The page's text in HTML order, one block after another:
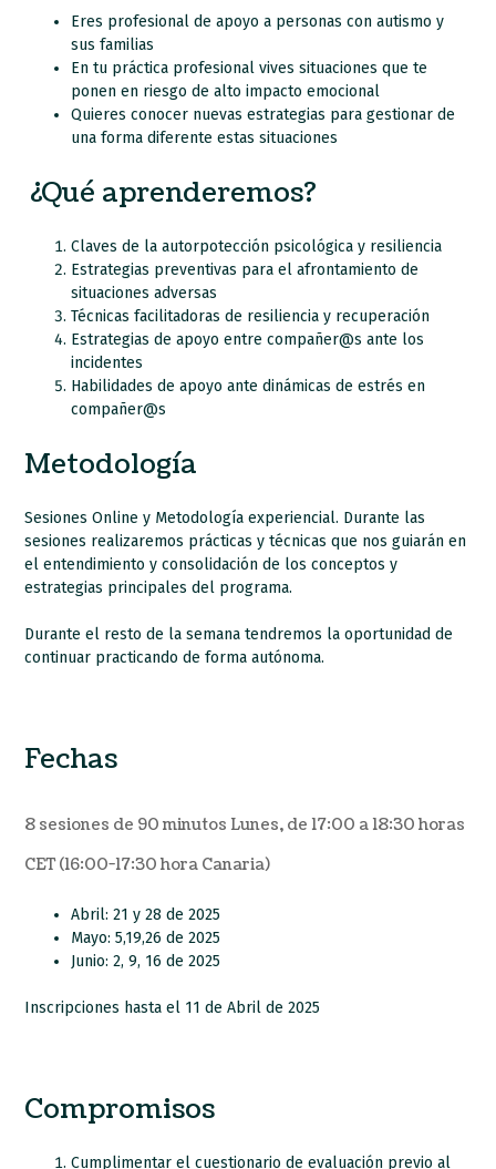
Eres profesional de apoyo a personas con autismo y
sus familias
En tu práctica profesional vives situaciones que te
ponen en riesgo de alto impacto emocional
Quieres conocer nuevas estrategias para gestionar de
una forma diferente estas situaciones
¿Qué aprenderemos?
Claves de la autorpotección psicológica y resiliencia
Estrategias preventivas para el afrontamiento de
situaciones adversas
Técnicas facilitadoras de resiliencia y recuperación
Estrategias de apoyo entre compañer@s ante los
incidentes
Habilidades de apoyo ante dinámicas de estrés en
compañer@s
Metodología
Sesiones Online y Metodología experiencial. Durante las
sesiones realizaremos prácticas y técnicas que nos guiarán en
el entendimiento y consolidación de los conceptos y
estrategias principales del programa.
Durante el resto de la semana tendremos la oportunidad de
continuar practicando de forma autónoma.
Fechas
8 sesiones de 90 minutos Lunes, de 17:00 a 18:30 horas
CET (16:00-17:30 hora Canaria)
Abril: 21 y 28 de 2025
Mayo: 5,19,26 de 2025
Junio: 2, 9, 16 de 2025
Inscripciones hasta el 11 de Abril de 2025
Compromisos
Cumplimentar el cuestionario de evaluación previo al